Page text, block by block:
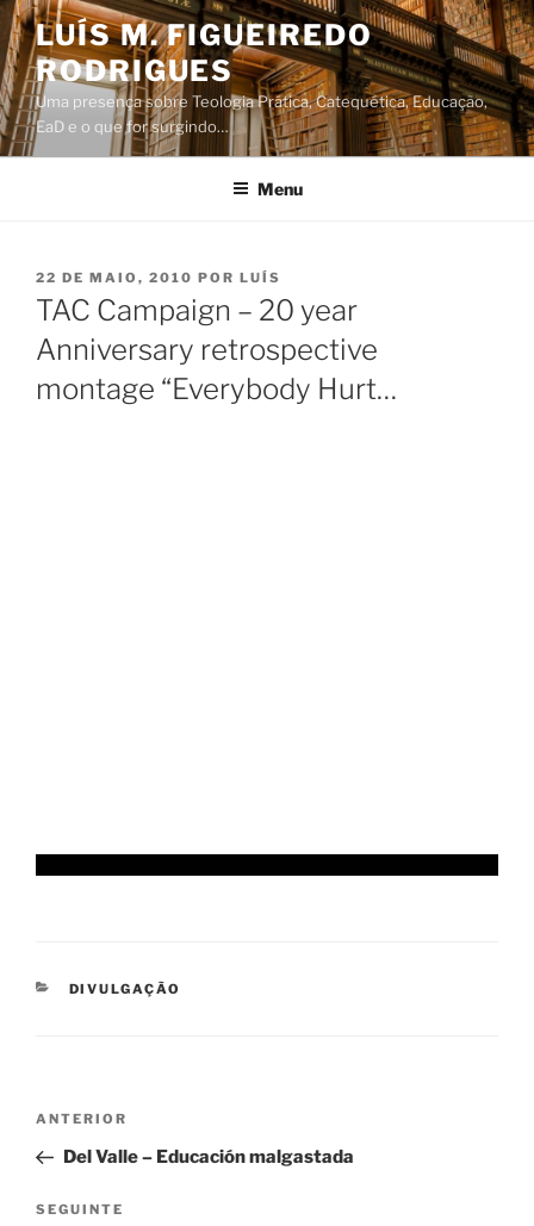
Saltar
para
o
conteúdo
LUÍS M. FIGUEIREDO
RODRIGUES
Uma presença sobre Teologia Prática, Catequética, Educação,
EaD e o que for surgindo…
Menu
PUBLICADO
EM
22 DE MAIO, 2010 POR LUÍS
TAC Campaign – 20 year
Anniversary retrospective
montage “Everybody Hurt…
CATEGORIAS
DIVULGAÇÃO
Navegação
artigos
Conteúdo
anterior
ANTERIOR
Del Valle – Educación malgastada
Conteúdo
SEGUINTE